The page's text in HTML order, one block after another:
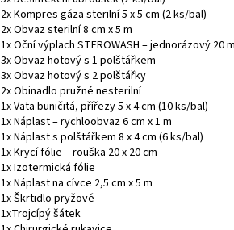
2x Kompres gáza sterilní 5 x 5 cm (2 ks/bal)
2x Obvaz sterilní 8 cm x 5 m
1x Oční výplach STEROWASH – jednorázový 20
3x Obvaz hotový s 1 polštářkem
3x Obvaz hotový s 2 polštářky
2x Obinadlo pružné nesterilní
1x Vata buničitá, přířezy 5 x 4 cm (10 ks/bal)
1x Náplast – rychloobvaz 6 cm x 1 m
1x Náplast s polštářkem 8 x 4 cm (6 ks/bal)
1x Krycí fólie – rouška 20 x 20 cm
1x Izotermická fólie
1x Náplast na cívce 2,5 cm x 5 m
1x Škrtidlo pryžové
1xTrojcípý šátek